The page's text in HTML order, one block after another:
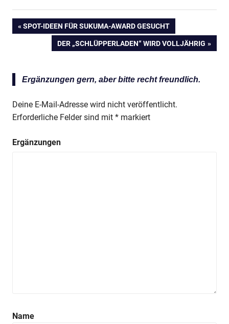
Beitragsnavigation
VORHERIGER
BEITRAG:
SPOT-IDEEN FÜR SUKUMA-AWARD GESUCHT
NÄCHSTER
DER „SCHLÜPPERLADEN“ WIRD VOLLJÄHRIG
Ergänzungen gern, aber bitte recht freundlich.
Deine E-Mail-Adresse wird nicht veröffentlicht.
Erforderliche Felder sind mit * markiert
Ergänzungen
Name